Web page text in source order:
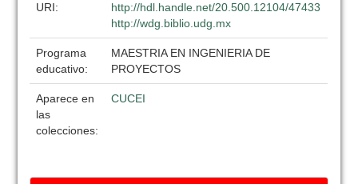
URI:
http://hdl.handle.net/20.500.12104/47433
http://wdg.biblio.udg.mx
Programa
educativo:
MAESTRIA EN INGENIERIA DE
PROYECTOS
Aparece en
las
colecciones:
CUCEI